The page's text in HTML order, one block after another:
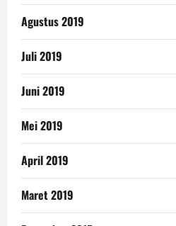
Agustus 2019
Juli 2019
Juni 2019
Mei 2019
April 2019
Maret 2019